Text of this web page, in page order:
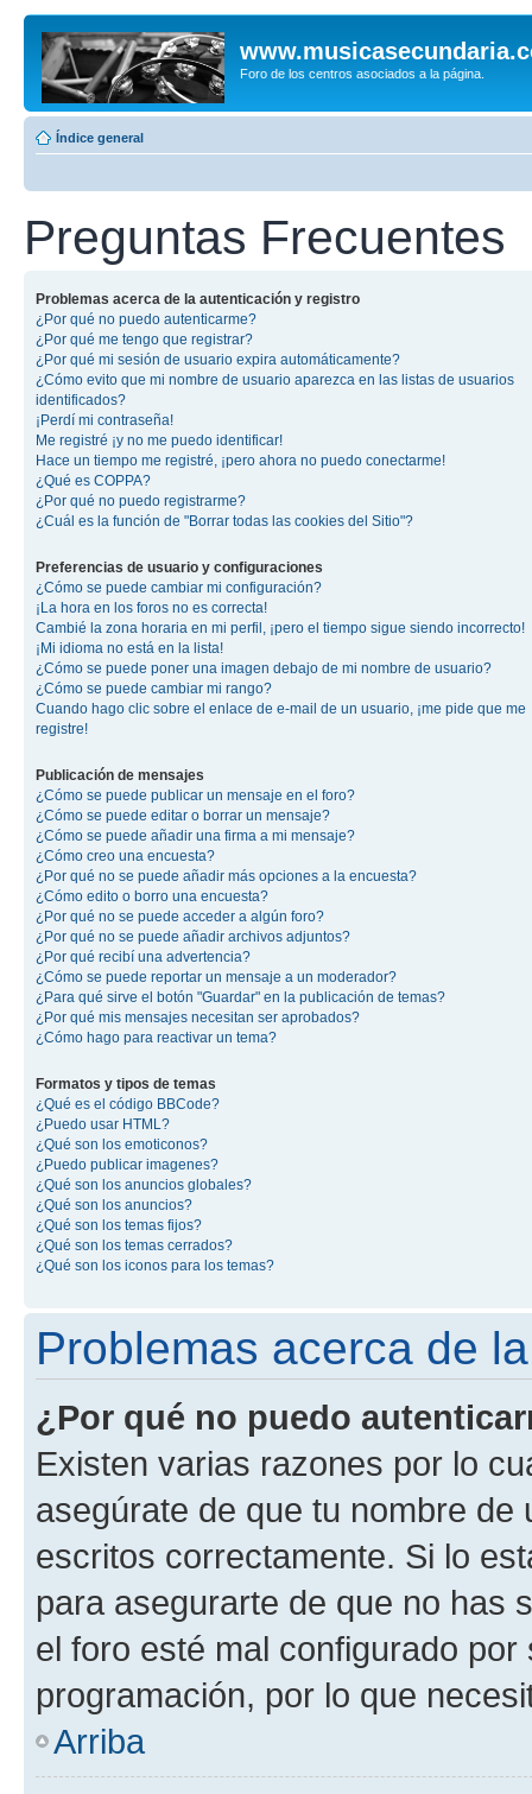
Foro de los centros asociados a la página.
Índice general
Preguntas Frecuentes
Problemas acerca de la autenticación y registro
¿Por qué no puedo autenticarme?
¿Por qué me tengo que registrar?
¿Por qué mi sesión de usuario expira automáticamente?
¿Cómo evito que mi nombre de usuario aparezca en las listas de usuarios
identificados?
¡Perdí mi contraseña!
Me registré ¡y no me puedo identificar!
Hace un tiempo me registré, ¡pero ahora no puedo conectarme!
¿Qué es COPPA?
¿Por qué no puedo registrarme?
¿Cuál es la función de "Borrar todas las cookies del Sitio"?
Preferencias de usuario y configuraciones
¿Cómo se puede cambiar mi configuración?
¡La hora en los foros no es correcta!
Cambié la zona horaria en mi perfil, ¡pero el tiempo sigue siendo incorrecto!
¡Mi idioma no está en la lista!
¿Cómo se puede poner una imagen debajo de mi nombre de usuario?
¿Cómo se puede cambiar mi rango?
Cuando hago clic sobre el enlace de e-mail de un usuario, ¡me pide que me
registre!
Publicación de mensajes
¿Cómo se puede publicar un mensaje en el foro?
¿Cómo se puede editar o borrar un mensaje?
¿Cómo se puede añadir una firma a mi mensaje?
¿Cómo creo una encuesta?
¿Por qué no se puede añadir más opciones a la encuesta?
¿Cómo edito o borro una encuesta?
¿Por qué no se puede acceder a algún foro?
¿Por qué no se puede añadir archivos adjuntos?
¿Por qué recibí una advertencia?
¿Cómo se puede reportar un mensaje a un moderador?
¿Para qué sirve el botón "Guardar" en la publicación de temas?
¿Por qué mis mensajes necesitan ser aprobados?
¿Cómo hago para reactivar un tema?
Formatos y tipos de temas
¿Qué es el código BBCode?
¿Puedo usar HTML?
¿Qué son los emoticonos?
¿Puedo publicar imagenes?
¿Qué son los anuncios globales?
¿Qué son los anuncios?
¿Qué son los temas fijos?
¿Qué son los temas cerrados?
¿Qué son los iconos para los temas?
Problemas acerca de
¿Por qué no puedo
Existen varias razones por lo
asegúrate de que tu nombre
escritos correctamente. Si lo
para asegurarte de que no has
el foro esté mal configurado
programación, por lo que
Arriba